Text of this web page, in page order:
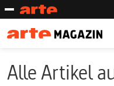
Alle Artikel